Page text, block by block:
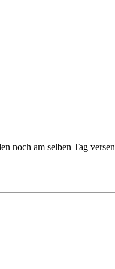
noch am selben Tag